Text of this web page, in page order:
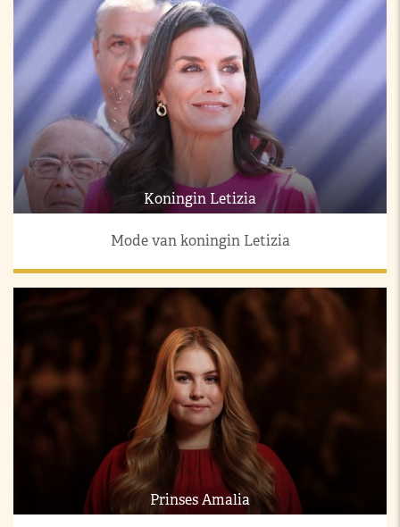
Koningin Letizia
Mode van koningin Letizia
Prinses Amalia